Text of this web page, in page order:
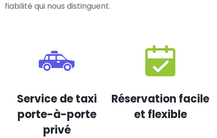
fiabilité qui nous distinguent.
Service de taxi
porte-à-porte
privé
Réservation facile
et flexible